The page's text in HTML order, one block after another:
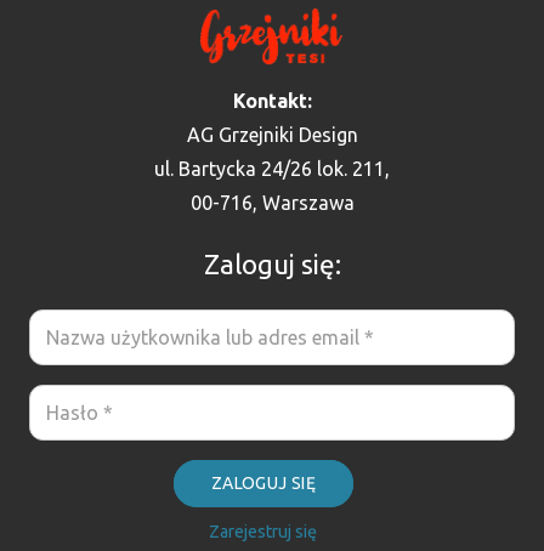
Kontakt:
AG Grzejniki Design
ul. Bartycka 24/26 lok. 211,
00-716, Warszawa
Zaloguj się:
ZALOGUJ SIĘ
Zarejestruj się